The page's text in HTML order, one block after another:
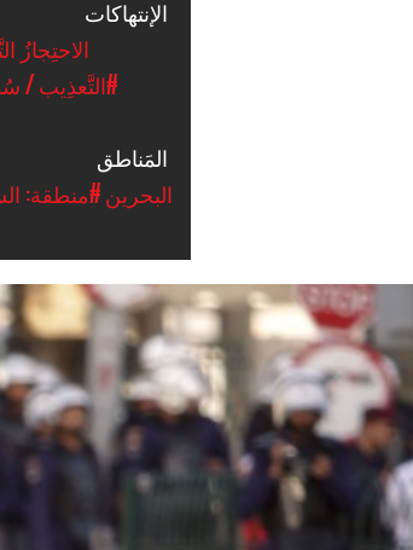
#الاحتِجازُ
#التَّعذِيب /
#البحرين#منطقة:
bahrain-
protest-
context.jpg